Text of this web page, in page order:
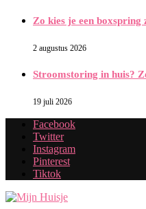
Zo kies je een boxspring
2 augustus 2026
Stroomstoring in huis?
19 juli 2026
Facebook
Twitter
Instagram
Pinterest
Tiktok